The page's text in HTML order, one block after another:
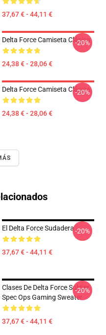
37,67 € - 44,11 €
Delta Force Camiseta Clásica
24,38 € - 28,06 €
-20%
Delta Force Camiseta Clásica
24,38 € - 28,06 €
-20%
El Delta Force Sudadera
37,67 € - 44,11 €
-20%
Clases De Delta Force Soldier
Spec Ops Gaming Sweater
37,67 € - 44,11 €
-20%